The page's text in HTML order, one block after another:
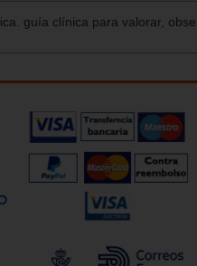
guía clínica para valorar,